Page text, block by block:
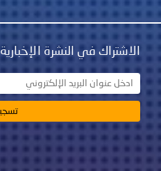
الاشتراك في النشرة الإخبارية